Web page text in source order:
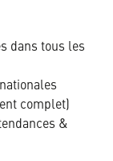
dans tous les
complet)
&